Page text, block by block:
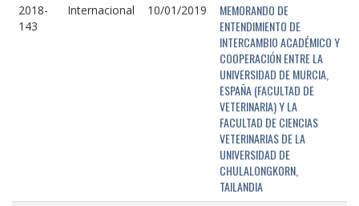
2018-
143
Internacional 10/01/2019
MEMORANDO DE
ENTENDIMIENTO DE
INTERCAMBIO ACADÉMICO Y
COOPERACIÓN ENTRE LA
UNIVERSIDAD DE MURCIA,
ESPAÑA (FACULTAD DE
VETERINARIA) Y LA
FACULTAD DE CIENCIAS
VETERINARIAS DE LA
UNIVERSIDAD DE
CHULALONGKORN,
TAILANDIA